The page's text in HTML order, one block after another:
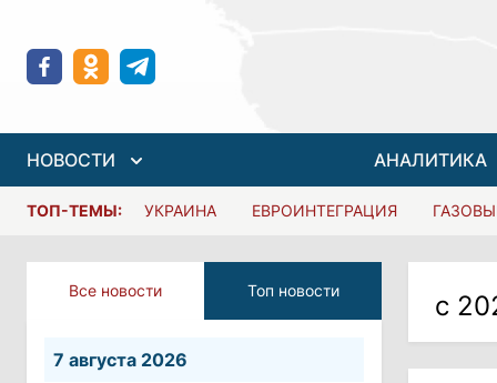
НОВОСТИ АНАЛИТИКА
ТОП-ТЕМЫ: УКРАИНА ЕВРОИНТЕГРАЦИЯ
Все новости Топ новости
7 августа 2026
с